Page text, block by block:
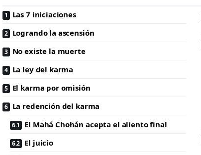
Las 7 iniciaciones
Logrando la ascensión
No existe la muerte
La ley del karma
El karma por omisión
La redención del karma
El Mahá Chohán acepta el aliento final
El juicio